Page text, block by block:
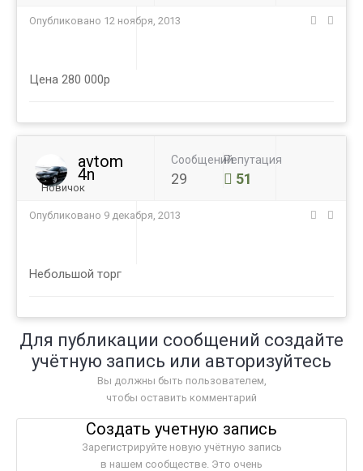
Опубликовано 12 ноября, 2013
Цена 280 000р
avtom
4n
Новичок
Сообщений
29
Репутация
51
Опубликовано 9 декабря, 2013
Небольшой торг
Для публикации сообщений создайте
учётную запись или авторизуйтесь
Вы должны быть пользователем,
чтобы оставить комментарий
Создать учетную запись
Зарегистрируйте новую учётную запись
в нашем сообществе. Это очень